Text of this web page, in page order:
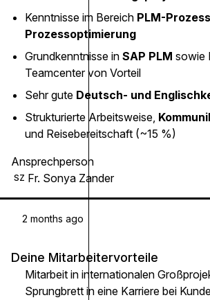
Kenntnisse im Bereich PLM-
Prozessoptimierung
Grundkenntnisse in SAP PLM sowie
Teamcenter von Vorteil
Sehr gute Deutsch- und
Strukturierte Arbeitsweise,
und Reisebereitschaft (~15 %)
Ansprechperson
SZ Fr. Sonya Zander
2 months ago
Deine Mitarbeitervorteile
Mitarbeit in internationalen
Sprungbrett in eine Karriere bei